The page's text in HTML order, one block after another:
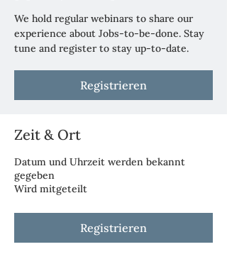
We hold regular webinars to share our
experience about Jobs-to-be-done. Stay
tune and register to stay up-to-date.
Registrieren
Zeit & Ort
Datum und Uhrzeit werden bekannt
gegeben
Wird mitgeteilt
Registrieren